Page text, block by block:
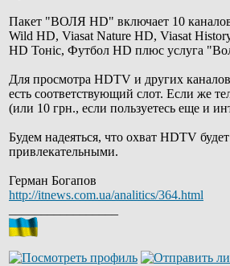
Пакет "ВОЛЯ HD" включает 10 каналов
Wild HD, Viasat Nature HD, Viasat
HD Тоніс, Футбол HD плюс услуга
Для просмотра HDTV и других
есть соответствующий слот. Если же
(или 10 грн., если пользуетесь еще и
Будем надеяться, что охват HDTV
привлекательными.
Герман Богапов
http://itnews.com.ua/analitics/364.html